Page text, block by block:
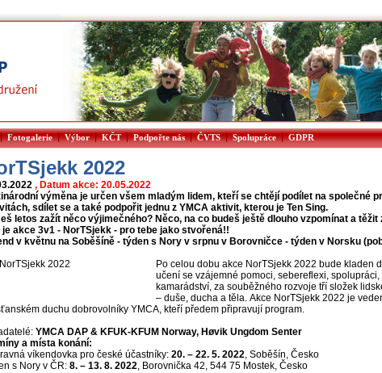
2022
, Datum akce: 20.05.2022
výměna je určen všem mladým lidem, kteří se chtějí podílet na společné
sdílet se a také podpořit jednu z YMCA aktivit, kterou je Ten Sing.
letos zažít něco výjimečného? Něco, na co budeš ještě dlouho vzpomínat a těžit
je akce 3v1 - NorTSjekk - pro tebe jako stvořená!!
v květnu na Soběšíně - týden s Nory v srpnu v Borovničce - týden v Norsku
Po celou dobu akce NorTSjekk 2022 bude kladen
učení se vzájemné pomoci, sebereflexi, spolupráci,
kamarádství, za souběžného rozvoje tří složek
– duše, ducha a těla. Akce NorTSjekk 2022 je
duchu dobrovolníky YMCA, kteří předem připravují program.
YMCA DAP & KFUK-KFUM Norway, Høvik Ungdom Senter
a místa konání:
víkendovka pro české účastníky: 20. – 22. 5. 2022, Soběšín, Česko
s Nory v ČR: 8. – 13. 8. 2022, Borovnička 42, 544 75 Mostek, Česko
| Fotogalerie | Výbor | KČT | Podpořte nás | ČVTS | Spolupráce | GDPR